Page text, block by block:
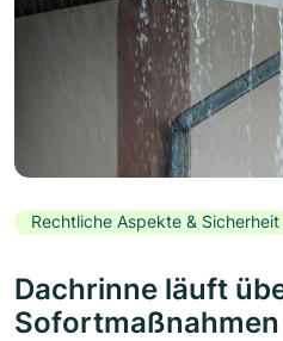
Rechtliche Aspekte & Sicherheit
Dachrinne läuft